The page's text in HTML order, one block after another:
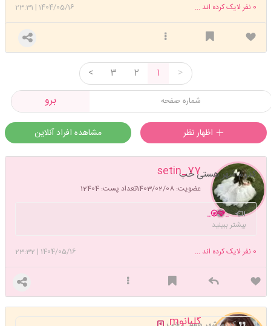
1404/05/16
|
23:31 0 نفر لایک کرده اند ...
>
1
2
3
<
برو
مشاهده افراد آنلاین
setin_77
عضویت: 1403/02/08 تعداد پست: 12404
کدوم شهر هستی خب
.️.🩷🌝..
بیشتر ببینید
1404/05/16
|
23:32 0 نفر لایک کرده اند ...
گلبانوm